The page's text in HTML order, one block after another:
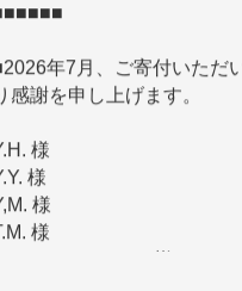
年7月、ご寄付いただ
様
様
様
ツモト ヤスアキ 様
シオン 恵美香 様